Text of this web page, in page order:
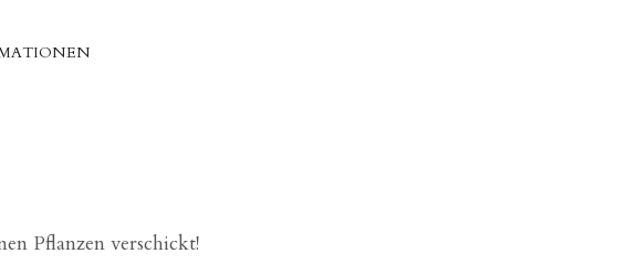
Pflanzen verschickt!